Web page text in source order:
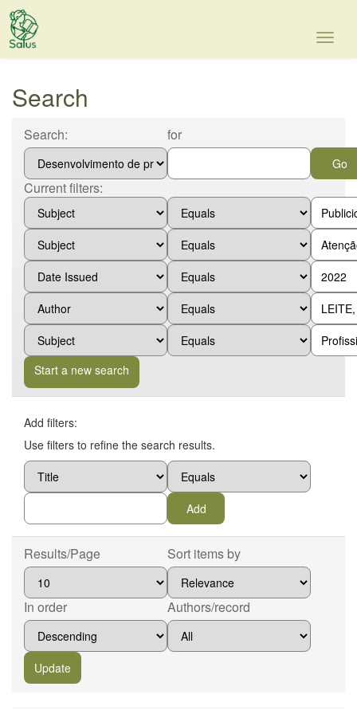
Skip
Search
Search: for
Current filters:
Start a new search
Add filters:
Use filters to refine the search results.
Results/Page Sort items by
In order Authors/record